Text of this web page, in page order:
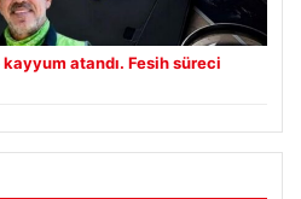
atandı. Fesih süreci